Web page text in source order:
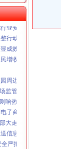
故发生
业安全
行动取得实效
成效
增收
周边环境整
监管
响热烈
子商务企业工作方案
大走访工作
信息作批示
严把三关
吧”专项行动